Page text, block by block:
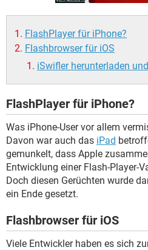
FlashPlayer für iPhone?
Flashbrowser für iOS
iSwifler herunterladen
FlashPlayer für iPhone?
Was iPhone-User vor allem
Davon war auch das iPad
gemunkelt, dass Apple
Entwicklung einer Flash-Player-
Doch diesen Gerüchten wurde
ein Ende gesetzt.
Flashbrowser für iOS
Viele Entwickler haben es sich